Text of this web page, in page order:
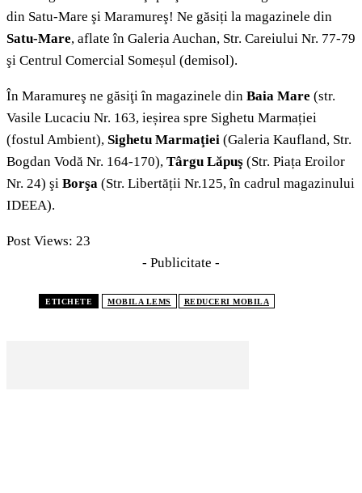
din Satu-Mare şi Maramureş! Ne găsiți la magazinele din
Satu-Mare, aflate în Galeria Auchan, Str. Careiului Nr. 77-79
şi Centrul Comercial Someșul (demisol).
În Maramureş ne găsiţi în magazinele din Baia Mare (str.
Vasile Lucaciu Nr. 163, ieșirea spre Sighetu Marmației
(fostul Ambient), Sighetu Marmaţiei (Galeria Kaufland, Str.
Bogdan Vodă Nr. 164-170), Târgu Lăpuş (Str. Piața Eroilor
Nr. 24) şi Borşa (Str. Libertății Nr.125, în cadrul magazinului
IDEEA).
Post Views: 23
- Publicitate -
ETICHETE MOBILA LEMS REDUCERI MOBILA